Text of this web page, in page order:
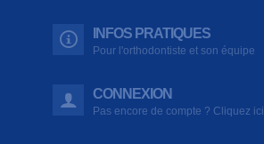
INFOS PRATIQUES
Pour l'orthodontiste et son équipe
CONNEXION
Pas encore de compte ? Cliquez ici